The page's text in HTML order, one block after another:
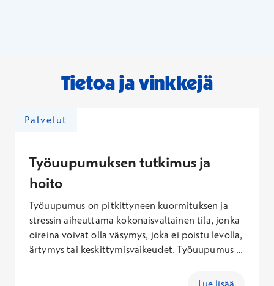
Tietoa ja vinkkejä
Palvelut
Työuupumuksen tutkimus ja
hoito
Työuupumus on pitkittyneen kuormituksen ja
stressin aiheuttama kokonaisvaltainen tila, jonka
oireina voivat olla väsymys, joka ei poistu levolla,
ärtymys tai keskittymisvaikeudet. Työuupumus ei
Lue lisää